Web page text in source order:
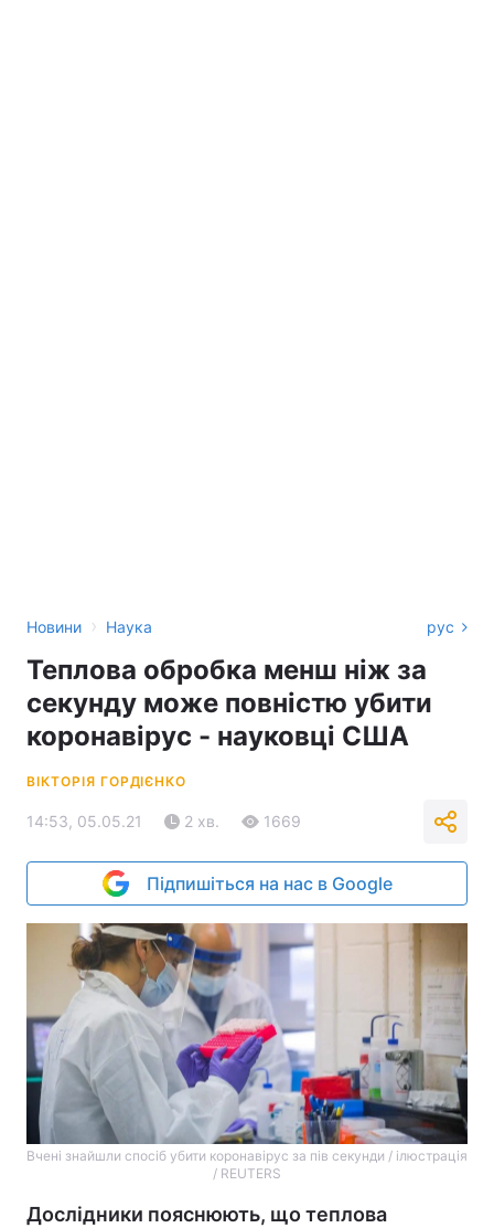
Новини › Наука рус
Теплова обробка менш ніж за
секунду може повністю убити
коронавірус - науковці США
ВІКТОРІЯ ГОРДІЄНКО
14:53, 05.05.21 2 хв. 1669
Підпишіться на нас в Google
Вчені знайшли спосіб убити коронавірус за пів секунди / ілюстрація
/ REUTERS
Дослідники пояснюють, що теплова